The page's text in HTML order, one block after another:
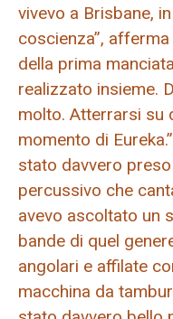
vivevo a Brisbane,
coscienza”, afferma
della prima
realizzato insieme.
molto. Atterrarsi su
momento di
stato davvero
percussivo che
avevo ascoltato un
bande di quel
angolari e affilate
macchina da